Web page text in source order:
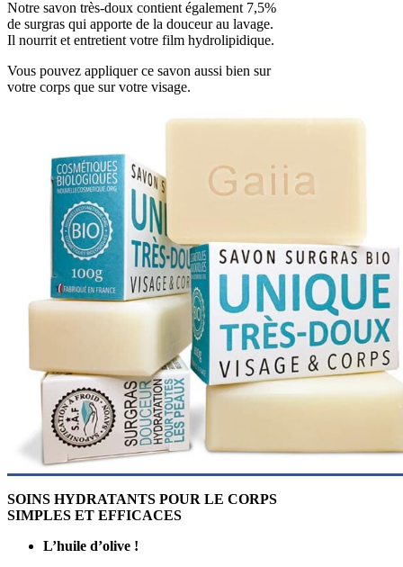
Notre savon très-doux contient également 7,5%
de surgras qui apporte de la douceur au lavage.
Il nourrit et entretient votre film hydrolipidique.
Vous pouvez appliquer ce savon aussi bien sur
votre corps que sur votre visage.
SOINS HYDRATANTS POUR LE CORPS
SIMPLES ET EFFICACES
L’huile d’olive !